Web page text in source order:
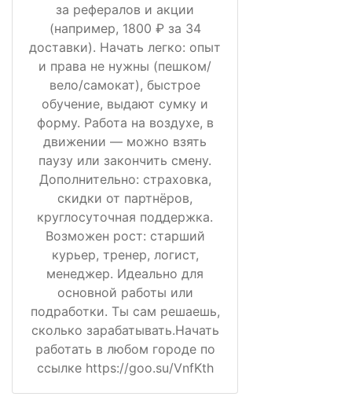
за рефералов и акции
(например, 1800 ₽ за 34
доставки). Начать легко: опыт
и права не нужны (пешком/
вело/самокат), быстрое
обучение, выдают сумку и
форму. Работа на воздухе, в
движении — можно взять
паузу или закончить смену.
Дополнительно: страховка,
скидки от партнёров,
круглосуточная поддержка.
Возможен рост: старший
курьер, тренер, логист,
менеджер. Идеально для
основной работы или
подработки. Ты сам решаешь,
сколько зарабатывать.Начать
работать в любом городе по
ссылке https://goo.su/VnfKth